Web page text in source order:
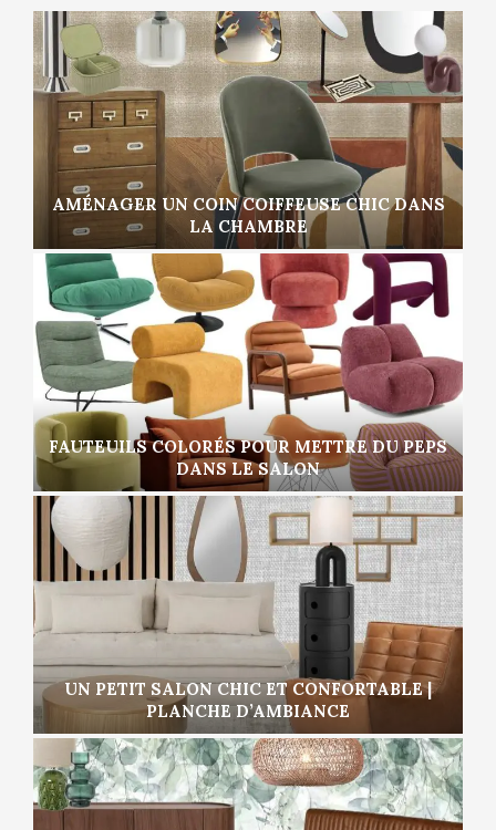
AMÉNAGER UN COIN COIFFEUSE CHIC DANS
LA CHAMBRE
FAUTEUILS COLORÉS POUR METTRE DU PEPS
DANS LE SALON
UN PETIT SALON CHIC ET CONFORTABLE |
PLANCHE D’AMBIANCE